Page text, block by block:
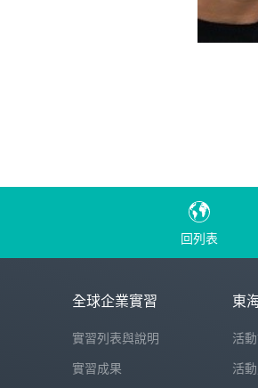
回列表
全球企業實習
實習列表與說明
實習成果
東
活
活